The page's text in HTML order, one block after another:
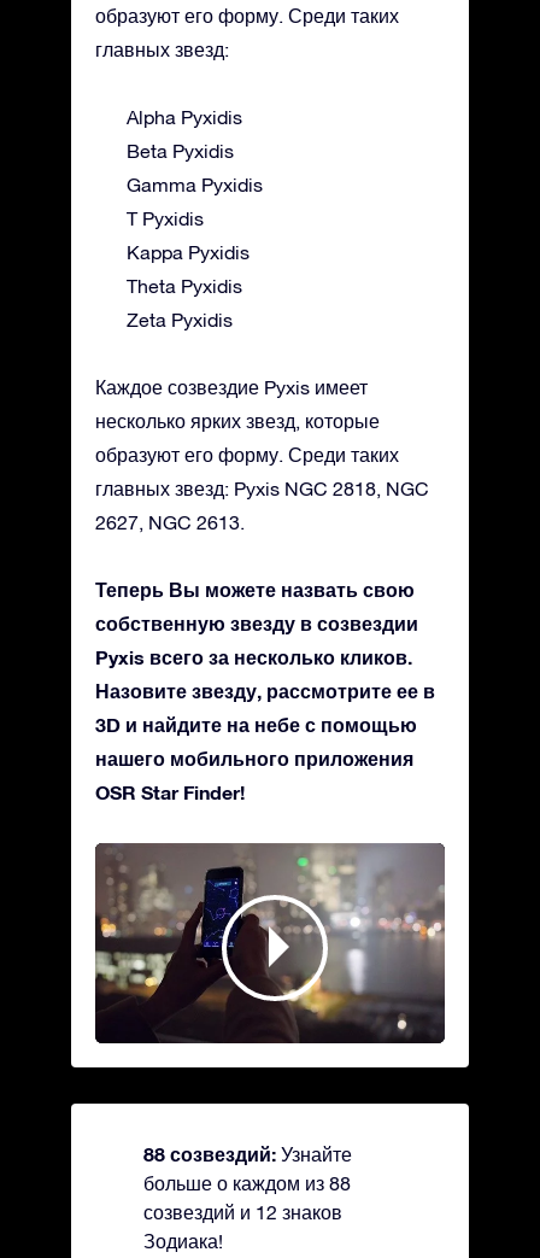
образуют его форму. Среди таких
главных звезд:
Alpha Pyxidis
Beta Pyxidis
Gamma Pyxidis
T Pyxidis
Kappa Pyxidis
Theta Pyxidis
Zeta Pyxidis
Каждое созвездие Pyxis имеет
несколько ярких звезд, которые
образуют его форму. Среди таких
главных звезд: Pyxis NGC 2818, NGC
2627, NGC 2613.
Теперь Вы можете назвать свою
собственную звезду в созвездии
Pyxis всего за несколько кликов.
Назовите звезду, рассмотрите ее в
3D и найдите на небе с помощью
нашего мобильного приложения
OSR Star Finder!
88 созвездий: Узнайте
больше о каждом из 88
созвездий и 12 знаков
Зодиака!